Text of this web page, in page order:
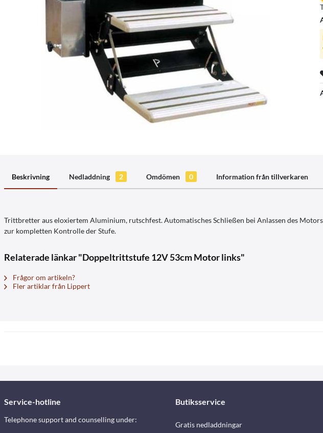
Beskrivning Nedladdning 2 Omdömen 0 Information från tillverkaren
Trittbretter aus eloxiertem Aluminium, rutschfest. Automatisches Schließen bei Anlassen des
zur kompletten Kontrolle der Stufe.
Relaterade länkar "Doppeltrittstufe 12V 53cm Motor links"
Frågor om artikeln?
Fler artiklar från Lippert
Service-hotline
Telephone support and counselling under:
Butiksservice
Gratis nedladdningar